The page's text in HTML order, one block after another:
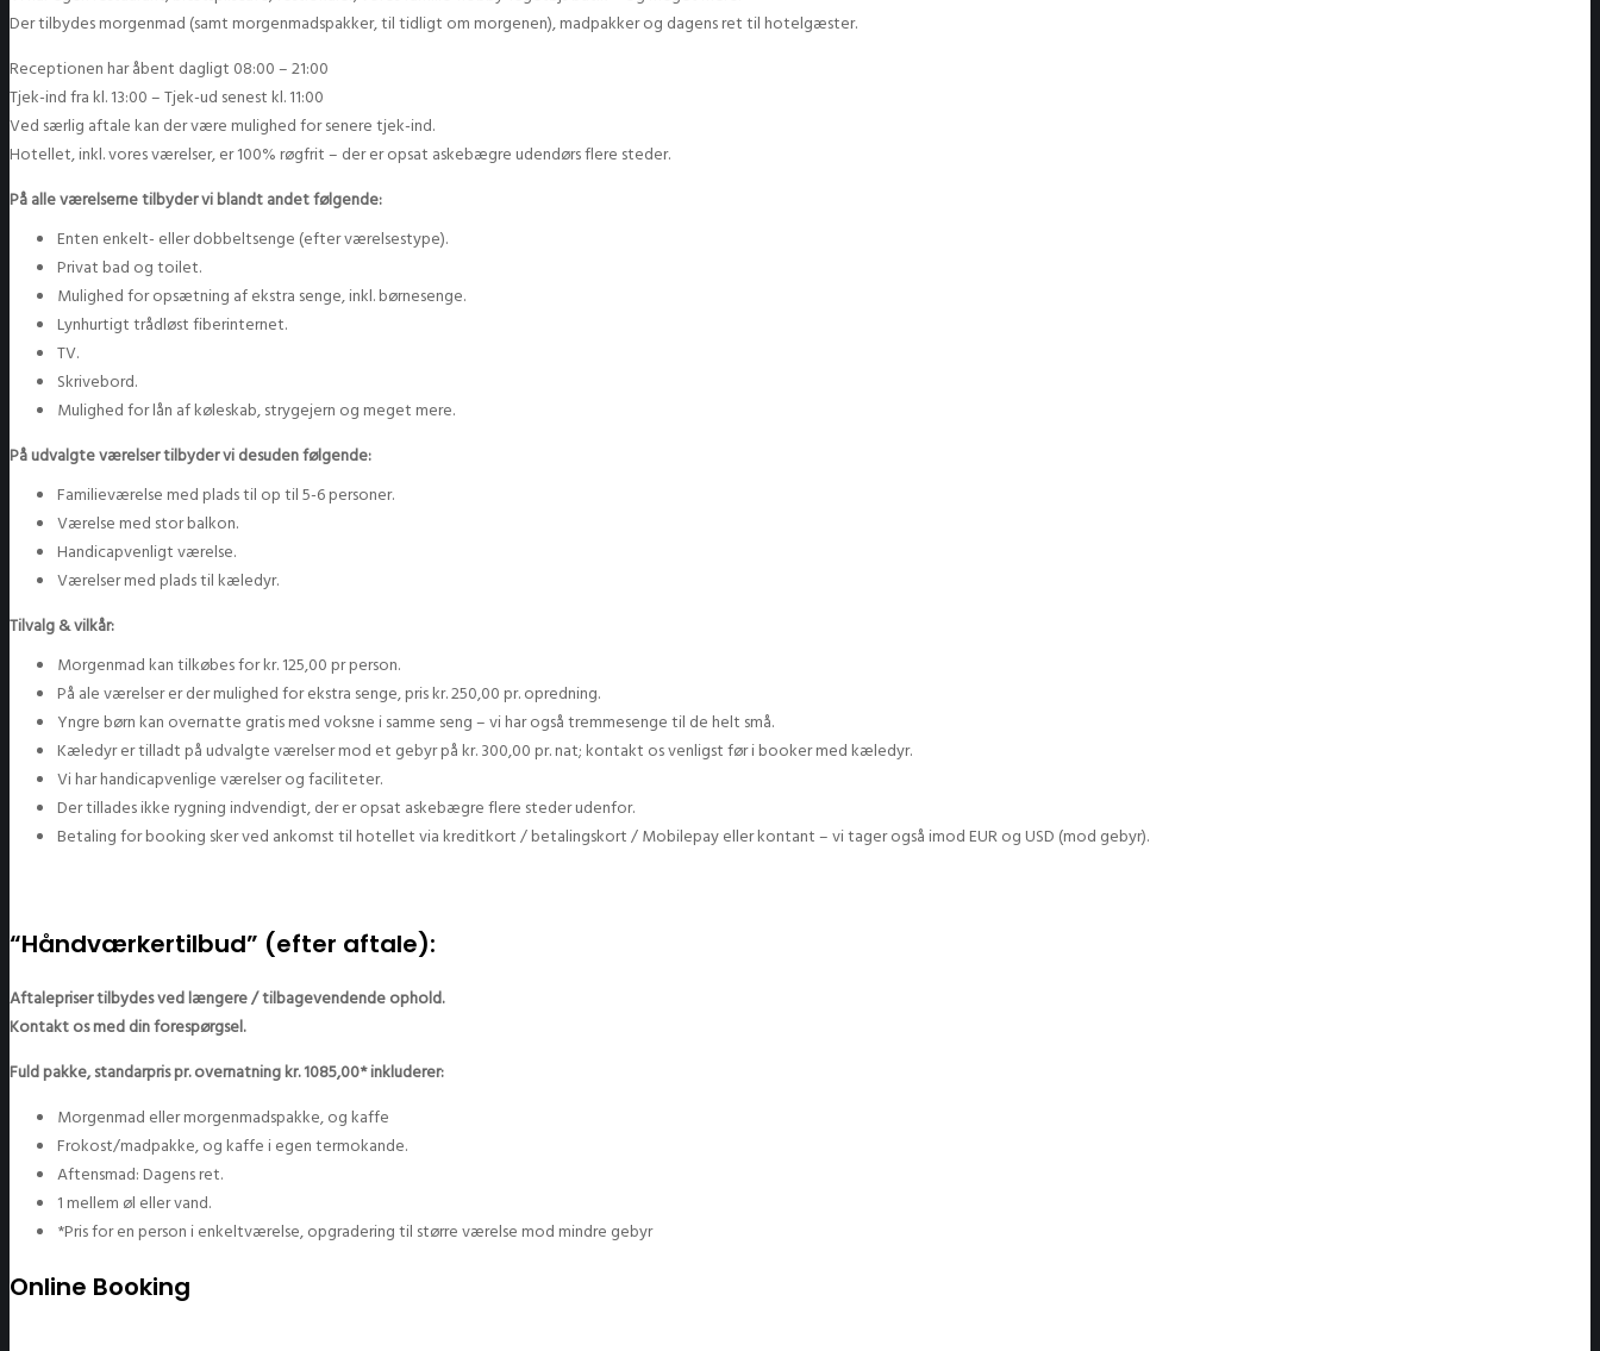
Der tilbydes morgenmad (samt morgenmadspakker, til tidligt om morgenen), madpakker og dagens ret til hotelgæster.
Receptionen har åbent dagligt 08:00 – 21:00
Tjek-ind fra kl. 13:00 – Tjek-ud senest kl. 11:00
Ved særlig aftale kan der være mulighed for senere tjek-ind.
Hotellet, inkl. vores værelser, er 100% røgfrit – der er opsat askebægre udendørs flere steder.
På alle værelserne tilbyder vi blandt andet følgende:
Enten enkelt- eller dobbeltsenge (efter værelsestype).
Privat bad og toilet.
Mulighed for opsætning af ekstra senge, inkl. børnesenge.
Lynhurtigt trådløst fiberinternet.
TV.
Skrivebord.
Mulighed for lån af køleskab, strygejern og meget mere.
På udvalgte værelser tilbyder vi desuden følgende:
Familieværelse med plads til op til 5-6 personer.
Værelse med stor balkon.
Handicapvenligt værelse.
Værelser med plads til kæledyr.
Tilvalg & vilkår:
Morgenmad kan tilkøbes for kr. 125,00 pr person.
På ale værelser er der mulighed for ekstra senge, pris kr. 250,00 pr. opredning.
Yngre børn kan overnatte gratis med voksne i samme seng – vi har også tremmesenge til de helt små.
Kæledyr er tilladt på udvalgte værelser mod et gebyr på kr. 300,00 pr. nat; kontakt os venligst før i booker med kæledyr.
Vi har handicapvenlige værelser og faciliteter.
Der tillades ikke rygning indvendigt, der er opsat askebægre flere steder udenfor.
Betaling for booking sker ved ankomst til hotellet via kreditkort / betalingskort / Mobilepay eller kontant – vi tager også imod EUR og USD (mod gebyr).
“Håndværkertilbud” (efter aftale):
Aftalepriser tilbydes ved længere / tilbagevendende ophold.
Kontakt os med din forespørgsel.
Fuld pakke, standarpris pr. overnatning kr. 1085,00* inkluderer:
Morgenmad eller morgenmadspakke, og kaffe
Frokost/madpakke, og kaffe i egen termokande.
Aftensmad: Dagens ret.
1 mellem øl eller vand.
*Pris for en person i enkeltværelse, opgradering til større værelse mod mindre gebyr
Online Booking